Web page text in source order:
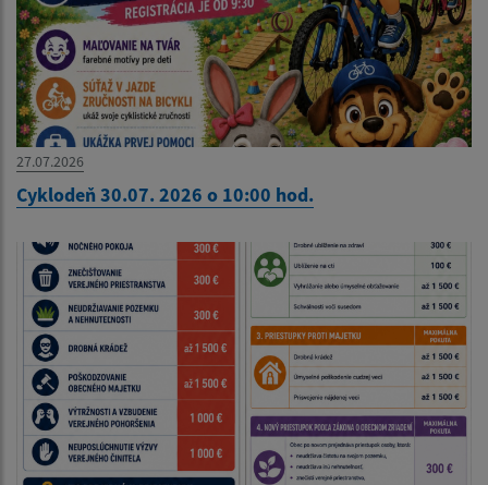
27.07.2026
Cyklodeň 30.07. 2026 o 10:00 hod.